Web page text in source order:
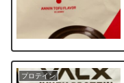
プロテイン